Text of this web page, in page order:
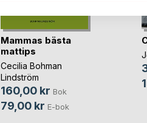
Mammas bästa
mattips
Cecilia Bohman
Lindström
160,00 kr Bok
79,00 kr E-bok